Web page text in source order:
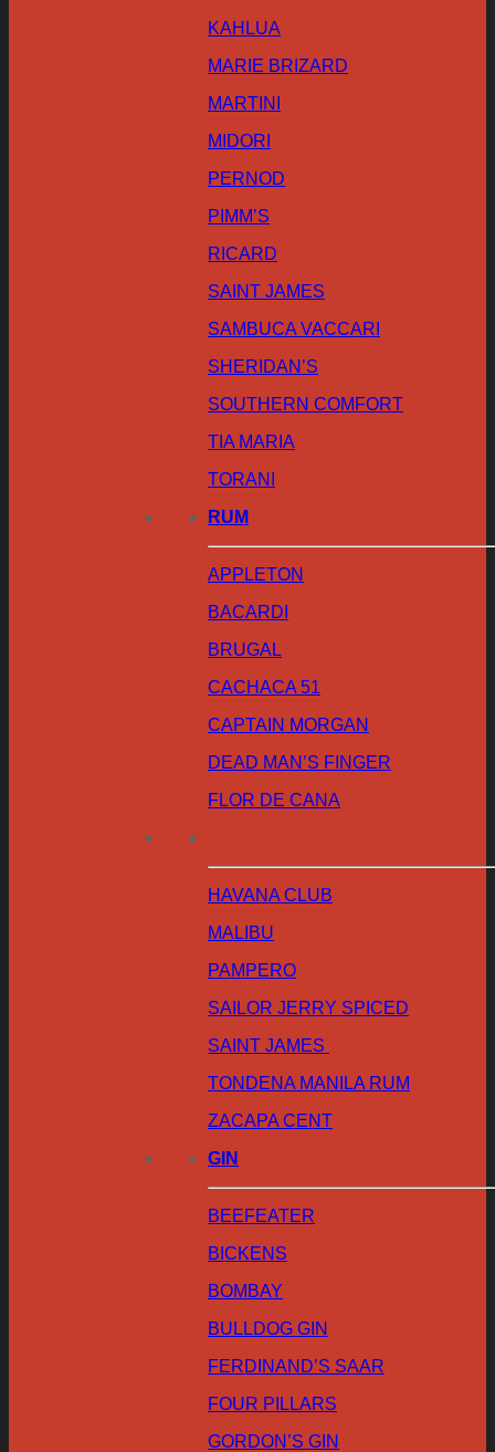
KAHLUA
MARIE BRIZARD
MARTINI
MIDORI
PERNOD
PIMM’S
RICARD
SAINT JAMES
SAMBUCA VACCARI
SHERIDAN’S
SOUTHERN COMFORT
TIA MARIA
TORANI
RUM
APPLETON
BACARDI
BRUGAL
CACHACA 51
CAPTAIN MORGAN
DEAD MAN’S FINGER
FLOR DE CANA
HAVANA CLUB
MALIBU
PAMPERO
SAILOR JERRY SPICED
SAINT JAMES
TONDENA MANILA RUM
ZACAPA CENT
GIN
BEEFEATER
BICKENS
BOMBAY
BULLDOG GIN
FERDINAND’S SAAR
FOUR PILLARS
GORDON’S GIN